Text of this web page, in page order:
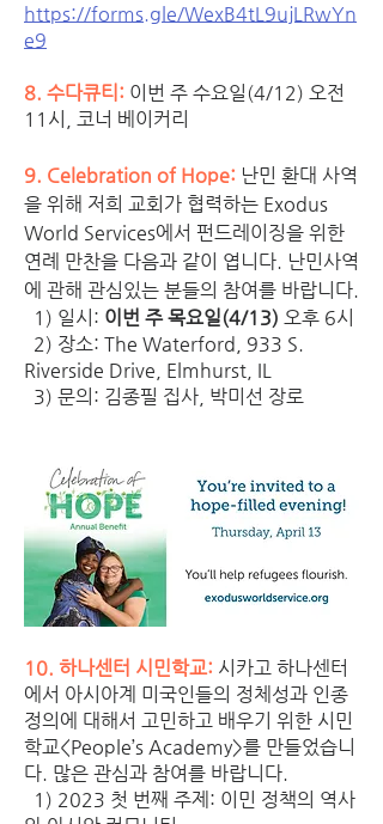
https://forms.gle/WexB4tL9ujLRwYn
e9
8. 수다큐티: 이번 주 수요일(4/12) 오전
11시, 코너 베이커리
9. Celebration of Hope: 난민 환대 사역
을 위해 저희 교회가 협력하는 Exodus
World Services에서 펀드레이징을 위한
연례 만찬을 다음과 같이 엽니다. 난민사역
  1) 일시:
이번 주 목요일(4/13) 오후 6시
Riverside Drive, Elmhurst, IL
  3) 문의: 김종필 집사, 박미선 장로
10. 하나센터 시민학교: 시카고 하나센터
에서 아시아계 미국인들의 정체성과 인종
정의에 대해서 고민하고 배우기 위한 시민
학교<People’s Academy>를 만들었습니
다. 많은 관심과 참여를 바랍니다.